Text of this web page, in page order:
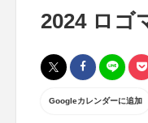
2024 ロゴ
Googleカレンダーに追加